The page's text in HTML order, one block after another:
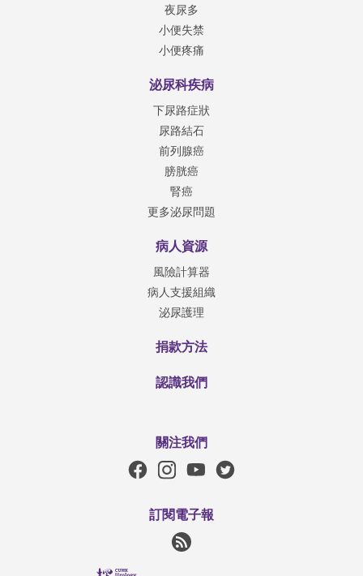
夜尿多
小便失禁
小便疼痛
泌尿科疾病
下尿路症狀
尿路結石
前列腺癌
膀胱癌
腎癌
更多泌尿問題
病人資源
風險計算器
病人支援組織
泌尿護理
捐款方法
認識我們
關注我們
訂閱電子報